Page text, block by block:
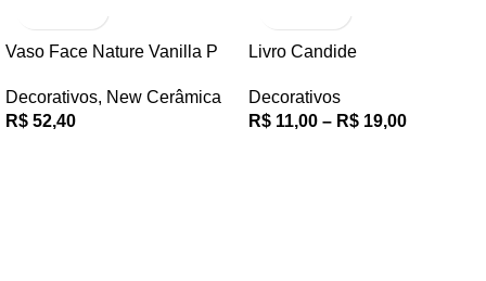
Vaso Face Nature Vanilla P
Decorativos, New Cerâmica
R$ 52,40
Livro Candide
Decorativos
R$ 11,00 – R$ 19,00